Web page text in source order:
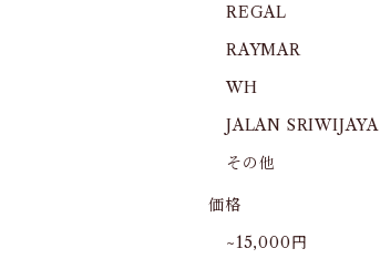
REGAL
RAYMAR
WH
JALAN SRIWIJAYA
その他
価格
~15,000円